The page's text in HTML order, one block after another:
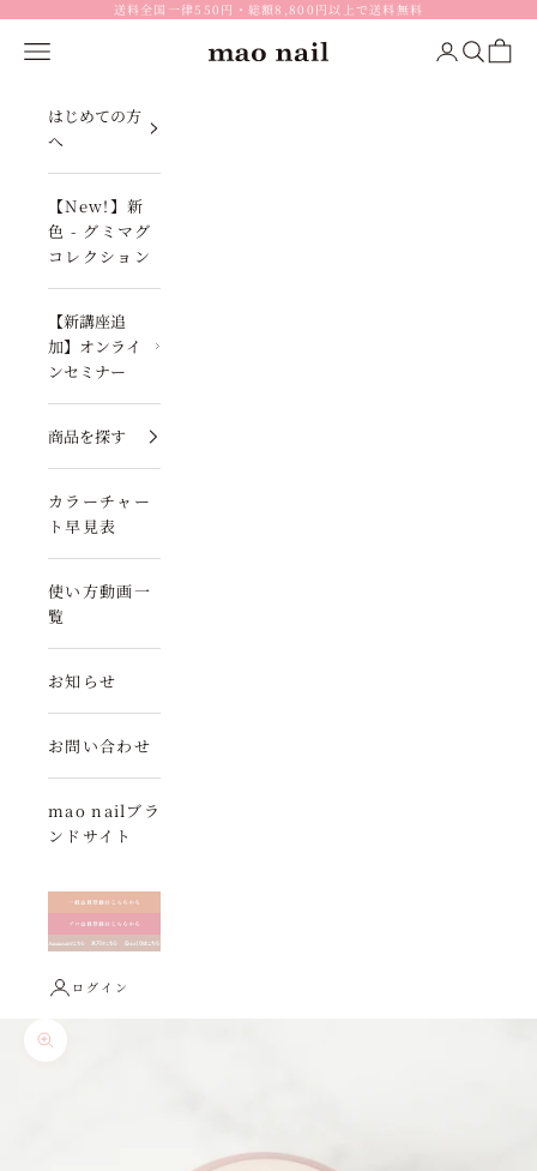
コンテンツへスキップ送料全国一律550円・総額8,800円以上で送料無料
mao nail
メニュー ログイン
検索カート
はじめての方
へ
【New!】新
色 - グミマグ
コレクション
【新講座追
加】オンライ
ンセミナー
商品を探す
カラーチャー
ト早見表
使い方動画一
覧
お知らせ
お問い合わせ
mao nailブラ
ンドサイト
ログイン
ズームイン